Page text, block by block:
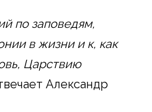
по заповедям,
в жизни и к, как
Царствию
Александр